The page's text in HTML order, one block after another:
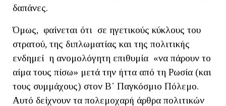
δαπάνες.
Όμως, φαίνεται ότι σε ηγετικούς κύκλους του
στρατού, της διπλωματίας και της πολιτικής
ενδημεί η ανομολόγητη επιθυμία «να πάρουν το
αίμα τους πίσω» μετά την ήττα από τη Ρωσία (και
τους συμμάχους) στον Β΄ Παγκόσμιο Πόλεμο.
Αυτό δείχνουν τα πολεμοχαρή άρθρα πολιτικών